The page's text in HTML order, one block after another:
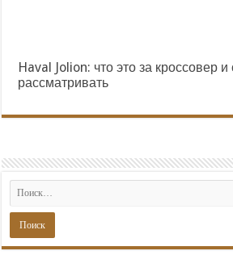
Haval Jolion: что это за кроссовер и
рассматривать